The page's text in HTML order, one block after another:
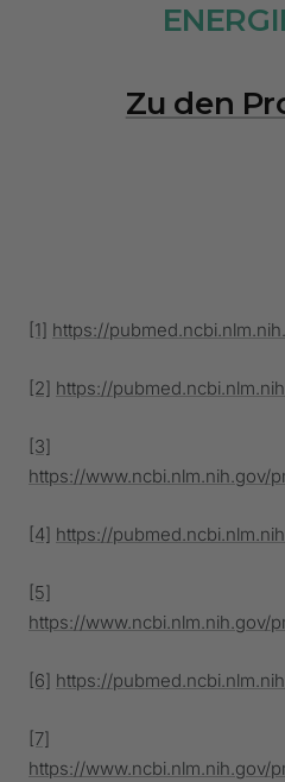
Zu den
[1] https://
[2] https://
[3]
https://www.ncbi.nlm.nih.gov/
[4] https://
[5]
https://www.ncbi.nlm.nih.gov/
[6] https://
[7]
https://www.ncbi.nlm.nih.gov/